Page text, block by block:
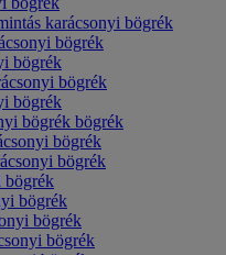
karácsonyi bögrék
bögrék
bögrék
bögrék
bögrék
bögrék bögrék
bögrék
bögrék
bögrék
bögrék
bögrék
bögrék